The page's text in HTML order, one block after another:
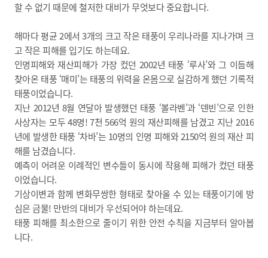
할 수 없기 때문에 철저한 대비가 무엇보다 중요합니다.
해마다 평균 2에서 3개의 크고 작은 태풍이 우리나라를 지나가며 크
고 작은 피해를 입기도 하는데요.
인명피해와 재산피해가 가장 컸던 2002년 태풍 ‘루사’와 그 이듬해
찾아온 태풍 ‘매미’는 태풍의 위력을 온몸으로 실감하게 했던 기록적
태풍이었습니다.
지난 2012년 8월 연달아 발생했던 태풍 ‘볼라벤’과 ‘덴빈’으로 인한
사상자는 모두 48명! 7천 566억 원의 재산피해를 남겼고 지난 2016
년에 발생한 태풍 ‘차바’는 10명의 인명 피해와 2150억 원의 재산 피
해를 남겼습니다.
예측이 어려운 이례적인 변수들이 동시에 작용해 피해가 컸던 태풍
이었습니다.
기상이변과 함께 변화무쌍한 형태로 찾아올 수 있는 태풍이기에 방
심은 금물! 만반의 대비가 우선되어야 하는데요.
태풍 피해를 최소한으로 줄이기 위한 안전 수칙을 지금부터 알아봅
니다.